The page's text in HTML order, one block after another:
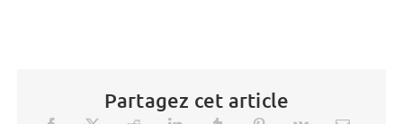
Partagez cet article